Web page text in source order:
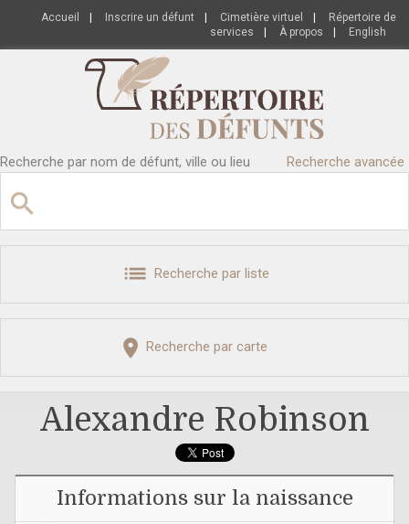
Accueil Inscrire un défunt Cimetière virtuel
Répertoire de
services
À propos English
Recherche par nom de défunt, ville ou lieu Recherche avancée
Recherche par liste
Recherche par carte
Alexandre Robinson
Informations sur la naissance